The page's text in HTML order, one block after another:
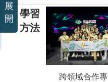
學習
方法
跨領域合作專
展
開